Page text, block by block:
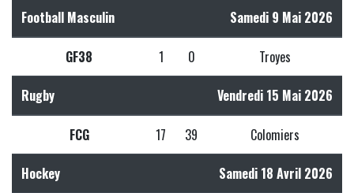
Football Masculin Samedi 9 Mai 2026
GF38 1 0 Troyes
Rugby Vendredi 15 Mai 2026
FCG 17 39 Colomiers
Hockey Samedi 18 Avril 2026